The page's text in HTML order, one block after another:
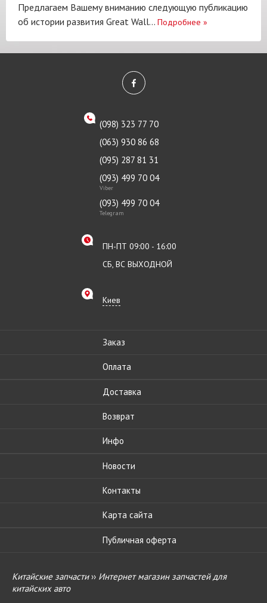
Предлагаем Вашему вниманию следующую публикацию
об истории развития Great Wall... Подробнее »
(098) 323 77 70
(063) 930 86 68
(095) 287 81 31
(093) 499 70 04
Viber
(093) 499 70 04
Telegram
ПН-ПТ 09:00 - 16:00
СБ, ВС ВЫХОДНОЙ
Киев
Заказ
Оплата
Доставка
Возврат
Инфо
Новости
Контакты
Карта сайта
Публичная оферта
Китайские запчасти›› Интернет магазин запчастей для
китайских авто